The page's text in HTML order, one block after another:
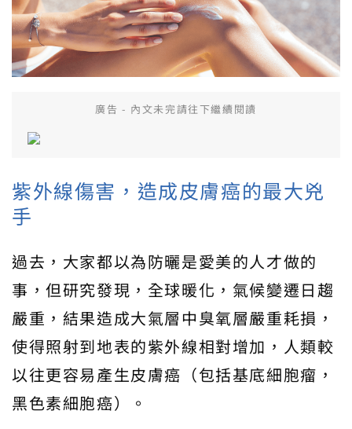
廣告 - 內文未完請往下繼續閱讀
紫外線傷害，造成皮膚癌的最大兇
手
過去，大家都以為防曬是愛美的人才做的
事，但研究發現，全球暖化，氣候變遷日趨
嚴重，結果造成大氣層中臭氧層嚴重耗損，
使得照射到地表的紫外線相對增加，人類較
以往更容易產生皮膚癌（包括基底細胞瘤，
黑色素細胞癌）。